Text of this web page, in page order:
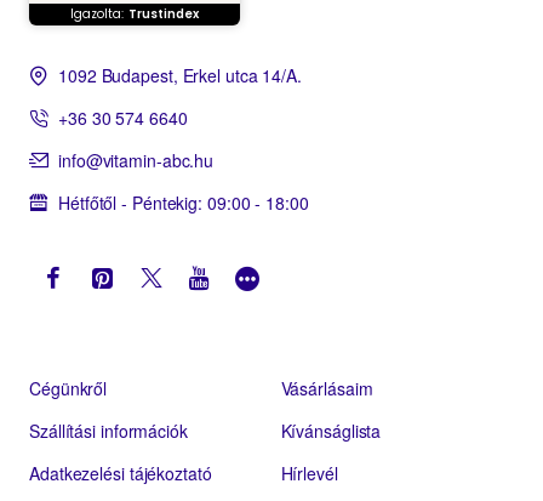
Igazolta: Trustindex
1092 Budapest, Erkel utca 14/A.
+36 30 574 6640
info@vitamin-abc.hu
Hétfőtől - Péntekig: 09:00 - 18:00
Cégünkről
Szállítási információk
Adatkezelési tájékoztató
Vásárlásaim
Kívánságlista
Hírlevél